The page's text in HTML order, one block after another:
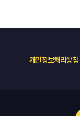
개인정보처리방침